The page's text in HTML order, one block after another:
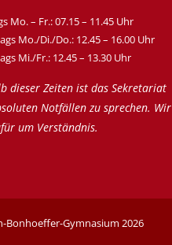
Mo. – Fr.: 07.15 – 11.45 Uhr
Mo./Di./Do.: 12.45 – 16.00 Uhr
Mi./Fr.: 12.45 – 13.30 Uhr
dieser Zeiten ist das Sekretariat
Notfällen zu sprechen. Wir
um Verständnis.
Bonhoeffer-Gymnasium 2026